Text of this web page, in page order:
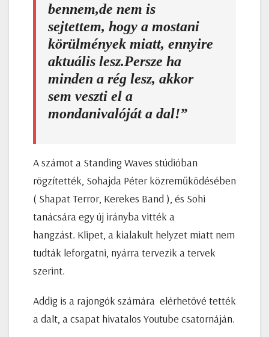
bennem,de nem is
sejtettem, hogy a mostani
körülmények miatt, ennyire
aktuális lesz.Persze ha
minden a rég lesz, akkor
sem veszti el a
mondanivalóját a dal!”
A számot a Standing Waves stúdióban
rögzítették, Sohajda Péter közreműködésében
( Shapat Terror, Kerekes Band ), és Sohi
tanácsára egy új irányba vitték a
hangzást. Klipet, a kialakult helyzet miatt nem
tudták leforgatni, nyárra tervezik a tervek
szerint.
Addig is a rajongók számára elérhetővé tették
a dalt, a csapat hivatalos Youtube csatornáján.